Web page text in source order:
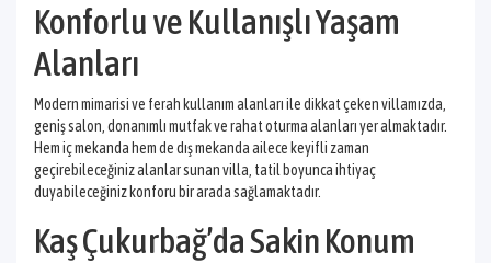
Konforlu ve Kullanışlı Yaşam
Alanları
Modern mimarisi ve ferah kullanım alanları ile dikkat çeken villamızda,
geniş salon, donanımlı mutfak ve rahat oturma alanları yer almaktadır.
Hem iç mekanda hem de dış mekanda ailece keyifli zaman
geçirebileceğiniz alanlar sunan villa, tatil boyunca ihtiyaç
duyabileceğiniz konforu bir arada sağlamaktadır.
Kaş Çukurbağ’da Sakin Konum